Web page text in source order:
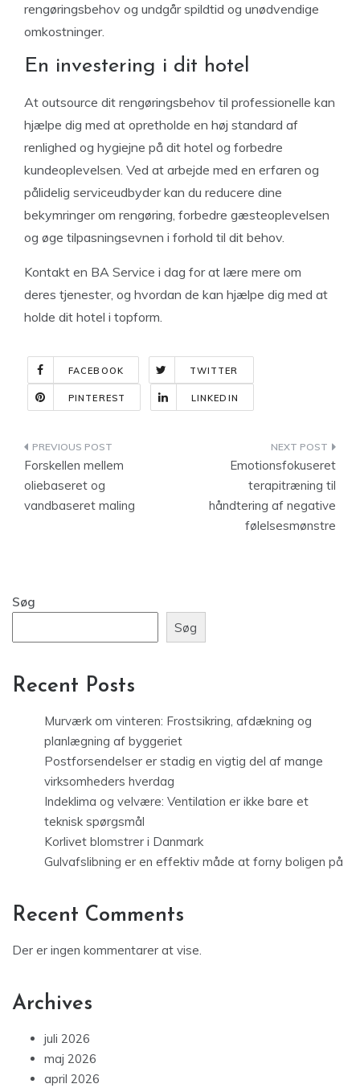
rengøringsbehov og undgår spildtid og unødvendige
omkostninger.
En investering i dit hotel
At outsource dit rengøringsbehov til professionelle kan
hjælpe dig med at opretholde en høj standard af
renlighed og hygiejne på dit hotel og forbedre
kundeoplevelsen. Ved at arbejde med en erfaren og
pålidelig serviceudbyder kan du reducere dine
bekymringer om rengøring, forbedre gæsteoplevelsen
og øge tilpasningsevnen i forhold til dit behov.
Kontakt en BA Service i dag for at lære mere om
deres tjenester, og hvordan de kan hjælpe dig med at
holde dit hotel i topform.
FACEBOOK TWITTER
PINTEREST LINKEDIN
Indlægsnavigation
Forskellen mellem
oliebaseret og
vandbaseret maling
Emotionsfokuseret
terapitræning til
håndtering af negative
følelsesmønstre
Søg
Søg
Recent Posts
Murværk om vinteren: Frostsikring, afdækning og
planlægning af byggeriet
Postforsendelser er stadig en vigtig del af mange
virksomheders hverdag
Indeklima og velvære: Ventilation er ikke bare et
teknisk spørgsmål
Korlivet blomstrer i Danmark
Gulvafslibning er en effektiv måde at forny boligen på
Recent Comments
Der er ingen kommentarer at vise.
Archives
juli 2026
maj 2026
april 2026